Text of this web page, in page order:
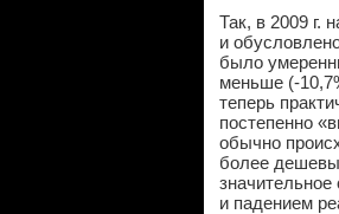
Так, в 2009 г.
и
было
меньше (-
теперь
постепенно
обычно
более
и падением